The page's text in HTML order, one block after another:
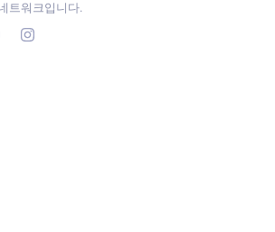
트워크입니다.